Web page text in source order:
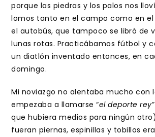
porque las piedras y los palos nos
lomos tanto en el campo como en
el autobús, que tampoco se libró de
lunas rotas. Practicábamos fútbol y
un diatlón inventado entonces, en
domingo.
Mi noviazgo no alentaba mucho con
empezaba a llamarse “el deporte rey
que hubiera medios para ningún
fueran piernas, espinillas y tobillos